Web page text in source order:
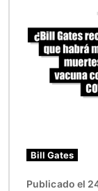
Bill Gates
Publicado el